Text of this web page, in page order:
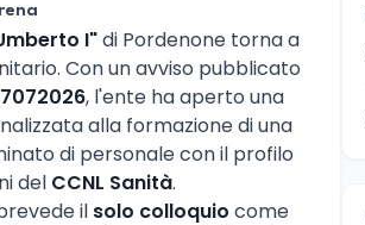
I"di Pordenone torna a
Con un avviso pubblicato
, l'ente ha aperto una
alla formazione di una
di personale con il profilo
del CCNL Sanità.
il solo colloquio come